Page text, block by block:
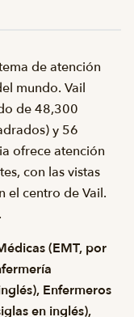
de atención
mundo. Vail
de 48,300
y 56
ofrece atención
con las vistas
el centro de Vail.
(EMT, por
Enfermeros
en inglés),